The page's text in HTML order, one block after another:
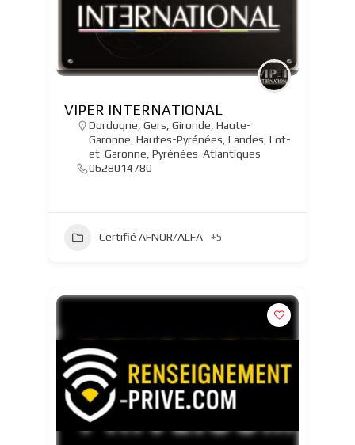
VIPER INTERNATIONAL
Dordogne Gers Gironde Haute-
Garonne Hautes-Pyrénées Landes Lot-
et-Garonne Pyrénées-Atlantiques
0628014780
Certifié AFNOR/ALFA +5